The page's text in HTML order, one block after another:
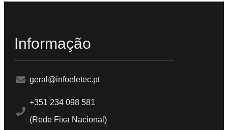
Informação
geral@infoeletec.pt
+351 234 098 581
(Rede Fixa Nacional)